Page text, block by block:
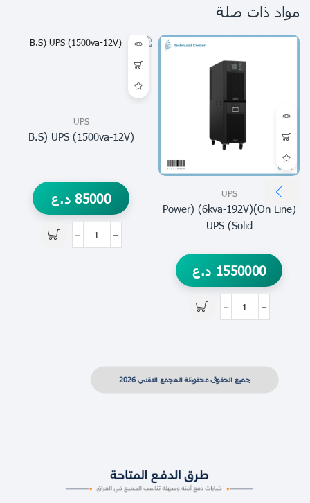
مواد ذات صلة
UPS
(on Line)(6kva-192V) (power
Solid) UPS
1550000 د.ع
UPS
(1500va-12V) B.S) UPS
85000 د.ع
جميع الحقوق محفوظة المجمع التقني 2026